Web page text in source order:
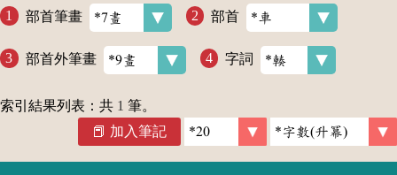
部首筆畫 部首
部首外筆畫 字詞
索引結果列表：共 1 筆。
加入筆記